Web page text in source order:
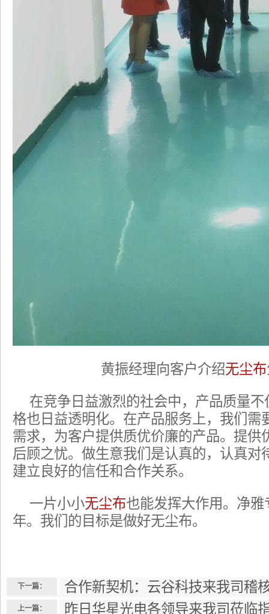
黄振经理向客户介绍无尘布
在竞争日益激烈的社会中，产品质量
格也日益透明化。在产品服务上，我们需
需求，为客户提供质优价廉的产品。提供
后顾之忧。做生意我们是认真的，认真对
建立良好的信任和合作关系。
一片小小无尘布也能发挥大作用。净
年。我们的目标是做好无尘布。
下一篇： 合作新契机：云谷科技来我司稽
上一篇： 昨日华星光电各领导来我司莅临